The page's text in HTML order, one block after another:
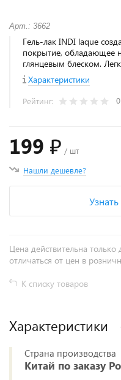
Арт.: 3662
Гель-лак INDI laque
покрытие, обладающее
глянцевым блеском.
Характеристики
Рейтинг:
199 ₽ / шт
Нашли дешевле?
Цена действительна
отличаться от цен в
К списку товаров
Характеристики
Страна производства
Китай по заказу